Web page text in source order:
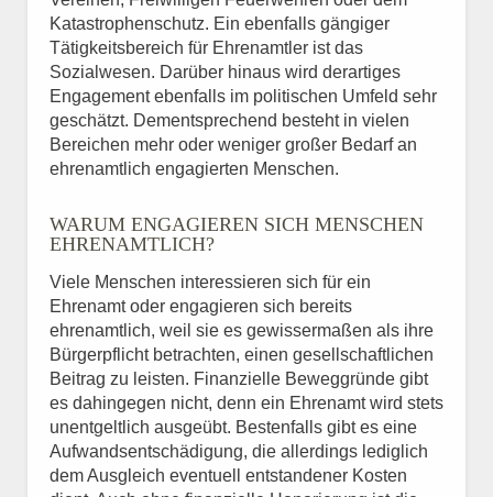
Katastrophenschutz. Ein ebenfalls gängiger
Tätigkeitsbereich für Ehrenamtler ist das
Sozialwesen. Darüber hinaus wird derartiges
Engagement ebenfalls im politischen Umfeld sehr
geschätzt. Dementsprechend besteht in vielen
Bereichen mehr oder weniger großer Bedarf an
ehrenamtlich engagierten Menschen.
WARUM ENGAGIEREN SICH MENSCHEN
EHRENAMTLICH?
Viele Menschen interessieren sich für ein
Ehrenamt oder engagieren sich bereits
ehrenamtlich, weil sie es gewissermaßen als ihre
Bürgerpflicht betrachten, einen gesellschaftlichen
Beitrag zu leisten. Finanzielle Beweggründe gibt
es dahingegen nicht, denn ein Ehrenamt wird stets
unentgeltlich ausgeübt. Bestenfalls gibt es eine
Aufwandsentschädigung, die allerdings lediglich
dem Ausgleich eventuell entstandener Kosten